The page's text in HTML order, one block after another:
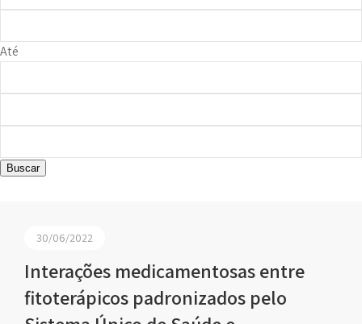
Até
Buscar
30/06/2022
Interações medicamentosas entre
fitoterápicos padronizados pelo